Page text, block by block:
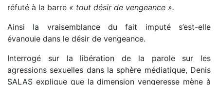
réfuté à la barre « tout désir de vengeance ».
Ainsi la vraisemblance du fait imputé s’est-elle
évanouie dans le désir de vengeance.
Interrogé sur la libération de la parole sur les
agressions sexuelles dans la sphère médiatique, Denis
SALAS explique que la dimension vengeresse mène à